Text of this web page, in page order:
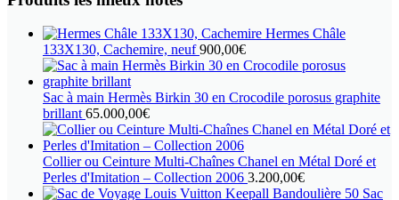
Hermes Châle
133X130, Cachemire, neuf 900,00€
Sac à main Hermès Birkin 30 en Crocodile porosus graphite
brillant 65.000,00€
Collier ou Ceinture Multi-Chaînes Chanel en Métal Doré et
Perles d'Imitation – Collection 2006 3.200,00€
Sac